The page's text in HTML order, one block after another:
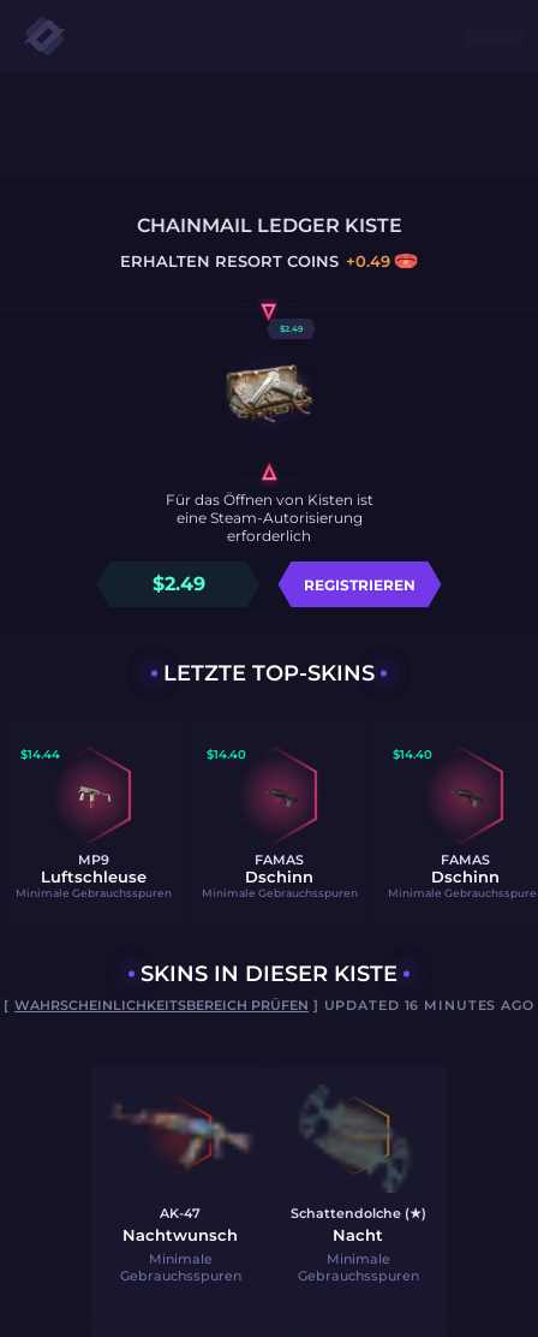
CHAINMAIL LEDGER KISTE
ERHALTEN RESORT COINS +0.49
$2.49
$2.49 REGISTRIEREN
Für das Öffnen von Kisten ist
eine Steam-Autorisierung
erforderlich
LETZTE TOP-SKINS
$14.44
MP9
Luftschleuse
Minimale Gebrauchsspuren
$14.40
FAMAS
Dschinn
Minimale Gebrauchsspuren
$14.40
FAMAS
Dschinn
Minimale
SKINS IN DIESER KISTE
[ WAHRSCHEINLICHKEITSBEREICH PRÜFEN ] UPDATED 16 MINUTES AGO
AK-47
Nachtwunsch
Minimale
Gebrauchsspuren
Schattendolche (★)
Nacht
Minimale
Gebrauchsspuren